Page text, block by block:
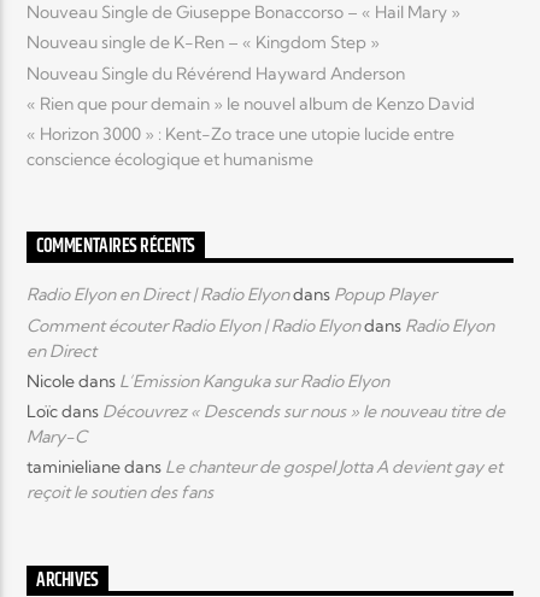
Elyon Kids
Nouveau Single de Giuseppe Bonaccorso – « Hail Mary »
Nouveau single de K-Ren – « Kingdom Step »
Nouveau Single du Révérend Hayward Anderson
« Rien que pour demain » le nouvel album de Kenzo David
« Horizon 3000 » : Kent-Zo trace une utopie lucide entre
conscience écologique et humanisme
COMMENTAIRES RÉCENTS
Radio Elyon en Direct | Radio Elyondans Popup Player
Comment écouter Radio Elyon | Radio Elyondans Radio Elyon
en Direct
Nicoledans L’Emission Kanguka sur Radio Elyon
Loïcdans Découvrez « Descends sur nous » le nouveau titre de
Mary-C
taminielianedans Le chanteur de gospel Jotta A devient gay et
reçoit le soutien des fans
ARCHIVES